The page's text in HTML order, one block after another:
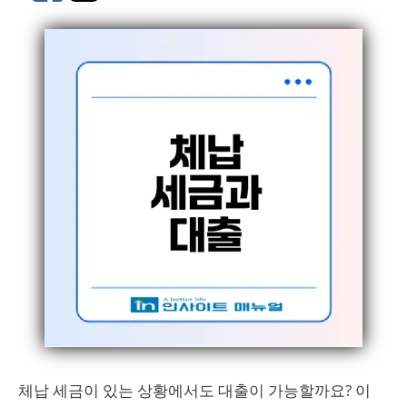
체납 세금이 있는 상황에서도 대출이 가능할까요? 이